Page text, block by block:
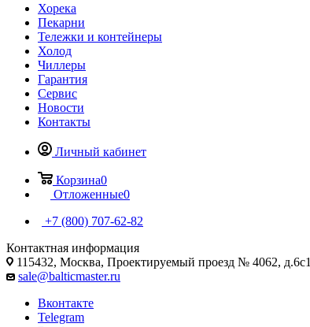
Хорека
Пекарни
Тележки и контейнеры
Холод
Чиллеры
Гарантия
Сервис
Новости
Контакты
Личный кабинет
Корзина0
Отложенные0
+7 (800) 707-62-82
Контактная информация
115432, Москва, Проектируемый проезд № 4062, д.6с1
sale@balticmaster.ru
Вконтакте
Telegram